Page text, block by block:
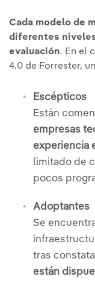
Cada modelo de
diferentes
evaluación. En el
4.0 de Forrester,
Escépticos
Están
empresas
experiencia
limitado de
pocos
Adoptantes
Se
tras
están